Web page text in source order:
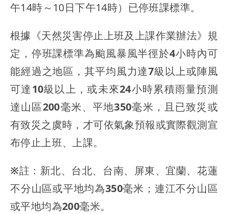
午14時～10日下午14時）已停班課標準。
根據《天然災害停止上班及上課作業辦法》規
定，停班課標準為颱風暴風半徑於4小時內可
能經過之地區，其平均風力達7級以上或陣風
可達10級以上，或未來24小時累積雨量預測
達山區200毫米、平地350毫米，且已致災或
有致災之虞時，才可依氣象預報或實際觀測宣
布停止上班、上課。
※註：新北、台北、台南、屏東、宜蘭、花蓮
不分山區或平地均為350毫米；連江不分山區
或平地均為200毫米。